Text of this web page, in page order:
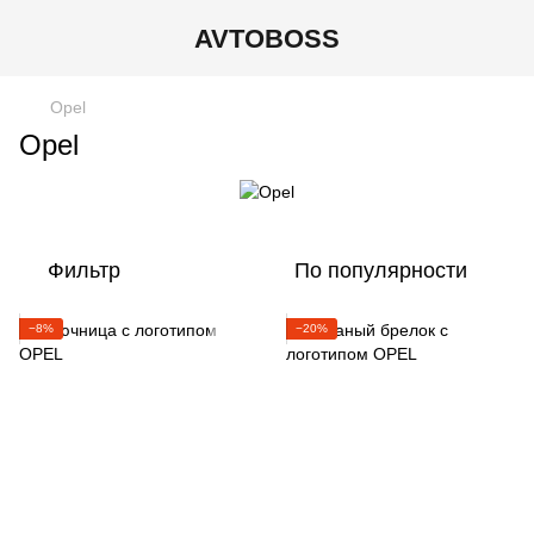
AVTOBOSS
Opel
Opel
Фильтр По популярности
−8% −20%